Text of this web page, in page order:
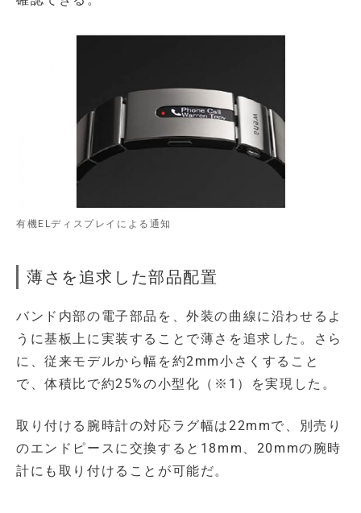
有機ELディスプレイによる通知
薄さを追求した部品配置
バンド内部の電子部品を、外装の曲線に沿わせるよ
うに基板上に実装することで薄さを追求した。さら
に、従来モデルから幅を約2mm小さくすること
で、体積比で約25%の小型化（※1）を実現した。
取り付ける腕時計の対応ラグ幅は22mmで、別売り
のエンドピースに交換すると18mm、20mmの腕時
計にも取り付けることが可能だ。